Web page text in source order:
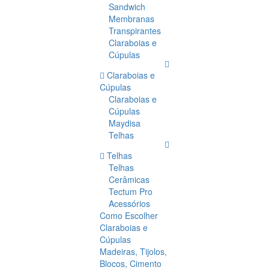
Sandwich
Membranas
Transpirantes
Claraboias e
Cúpulas
Claraboias e
Cúpulas
Claraboias e
Cúpulas
Maydisa
Telhas
Telhas
Telhas
Cerâmicas
Tectum Pro
Acessórios
Como Escolher
Claraboias e
Cúpulas
Madeiras, Tijolos,
Blocos, Cimento